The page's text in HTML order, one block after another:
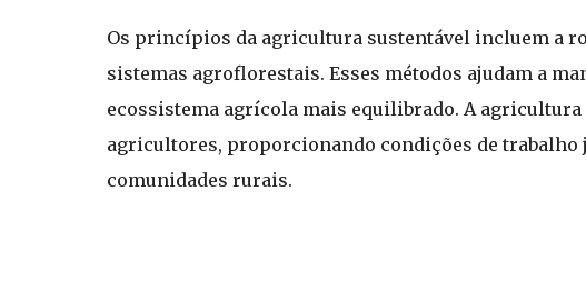
Os princípios da agricultura sustentável incluem a
sistemas agroflorestais. Esses métodos ajudam a
ecossistema agrícola mais equilibrado. A
agricultores, proporcionando condições de
comunidades rurais.